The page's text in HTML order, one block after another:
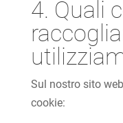
4. Quali
Sul nostro sito
cookie: